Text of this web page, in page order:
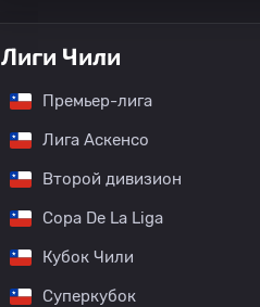
Лиги Чили
Премьер-лига
Лига Аскенсо
Второй дивизион
Copa De La Liga
Кубок Чили
Суперкубок